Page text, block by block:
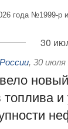
года №1999-р
30
, 30 июля